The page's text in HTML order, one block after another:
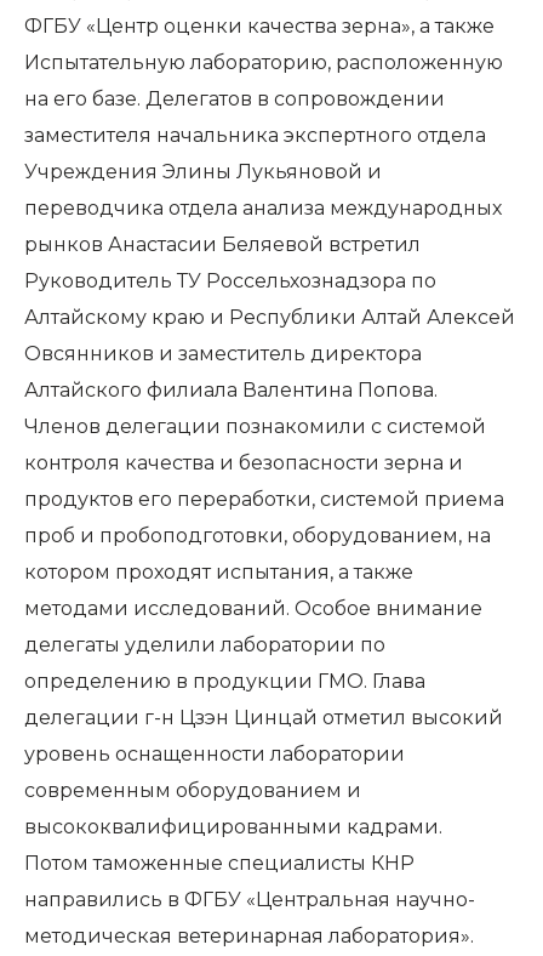
ФГБУ «Центр оценки качества зерна», а также
Испытательную лабораторию, расположенную
на его базе. Делегатов в сопровождении
заместителя начальника экспертного отдела
Учреждения Элины Лукьяновой и
переводчика отдела анализа международных
рынков Анастасии Беляевой встретил
Руководитель ТУ Россельхознадзора по
Алтайскому краю и Республики Алтай Алексей
Овсянников и заместитель директора
Алтайского филиала Валентина Попова.
Членов делегации познакомили с системой
контроля качества и безопасности зерна и
продуктов его переработки, системой приема
проб и пробоподготовки, оборудованием, на
котором проходят испытания, а также
методами исследований. Особое внимание
делегаты уделили лаборатории по
определению в продукции ГМО. Глава
делегации г-н Цзэн Цинцай отметил высокий
уровень оснащенности лаборатории
современным оборудованием и
высококвалифицированными кадрами.
Потом таможенные специалисты КНР
направились в ФГБУ «Центральная научно-
методическая ветеринарная лаборатория».